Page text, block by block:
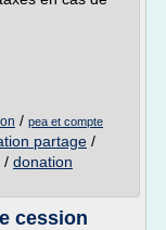
/ pea et compte
partage /
/ donation
cession